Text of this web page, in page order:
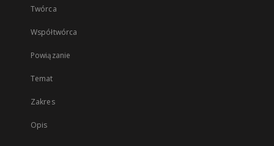
Twórca
Współtwórca
Powiązanie
Temat
Zakres
Opis